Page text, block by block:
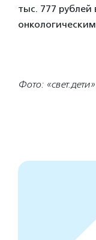
тыс. 777 рублей
Фото: